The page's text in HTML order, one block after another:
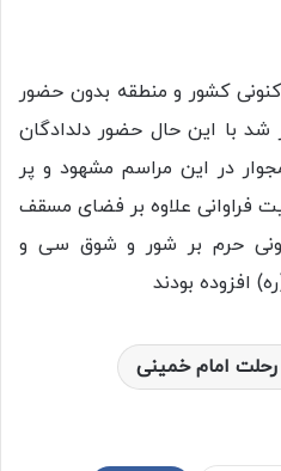
کشور و منطقه بدون حضور
شد با این حال حضور دلدادگان
در این مراسم مشهود و پر
فراوانی علاوه بر فضای مسقف
حرم بر شور و شوق سی و
افزوده بودند
رحلت امام خمینی